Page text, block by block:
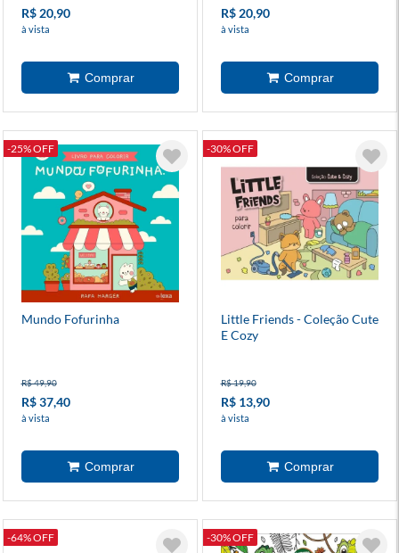
R$ 20,90
à vista
R$ 20,90
à vista
-25% OFF
Mundo Fofurinha
R$ 49,90
R$ 37,40
à vista
-30% OFF
Little Friends - Coleção Cute
E Cozy
R$ 19,90
R$ 13,90
à vista
-64% OFF -30% OFF